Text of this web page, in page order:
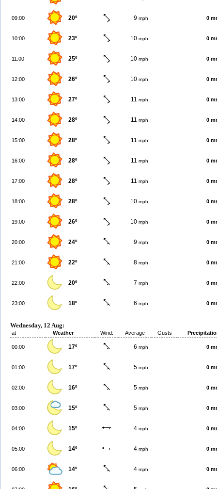
09:00 20º 9 mph 0
10:00 23º 10 mph 0
11:00 25º 10 mph 0
12:00 26º 10 mph 0
13:00 27º 11 mph 0
14:00 28º 11 mph 0
15:00 28º 11 mph 0
16:00 28º 11 mph 0
17:00 28º 11 mph 0
18:00 28º 10 mph 0
19:00 26º 10 mph 0
20:00 24º 9 mph 0
21:00 22º 8 mph 0
22:00 20º 7 mph 0
23:00 18º 6 mph 0
Wednesday, 12 Aug:
at Weather Wind: Average Gusts
00:00 17º 6 mph 0
01:00 17º 5 mph 0
02:00 16º 5 mph 0
03:00 15º 5 mph 0
04:00 15º 4 mph 0
05:00 14º 4 mph 0
06:00 14º 4 mph 0